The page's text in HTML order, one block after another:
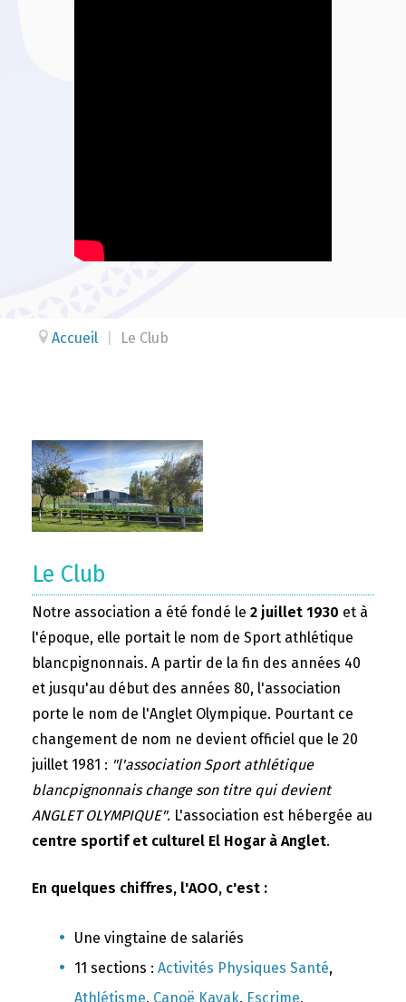
Accueil Le Club
Le Club
Notre association a été fondé le 2 juillet 1930 et à
l'époque, elle portait le nom de Sport athlétique
blancpignonnais. A partir de la fin des années 40
et jusqu'au début des années 80, l'association
porte le nom de l'Anglet Olympique. Pourtant ce
changement de nom ne devient officiel que le 20
juillet 1981 : "l'association Sport athlétique
blancpignonnais change son titre qui devient
ANGLET OLYMPIQUE". L'association est hébergée au
centre sportif et culturel El Hogar à Anglet.
En quelques chiffres, l'AOO, c'est :
Une vingtaine de salariés
11 sections : Activités Physiques Santé,
Athlétisme, Canoë Kayak, Escrime,